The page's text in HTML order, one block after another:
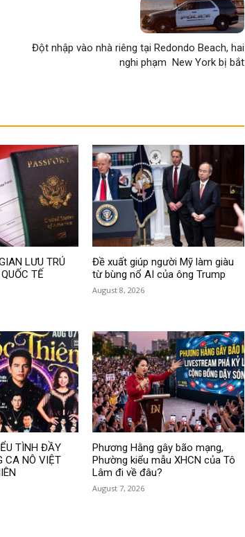
Đột nhập vào nhà riêng tại Redondo Beach, hai
nghi phạm New York bị bắt
LƯU TRÚ
TẾ
Đề xuất giúp người Mỹ làm giàu
từ bùng nổ AI của ông Trump
August 8, 2026
TÌNH ĐẦY
CA NÔ VIỆT
Phương Hằng gây bão mạng,
Phường kiểu mẫu XHCN của Tô
Lâm đi về đâu?
August 7, 2026